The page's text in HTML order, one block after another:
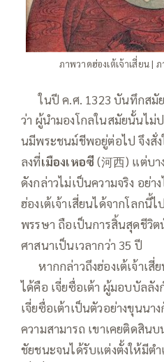
ภาพวาดฮ่องเต้เจ้าเสี่ยน |
—–ในปี ค.ศ. 1323 บันทึกสมั
ว่า ผู้นำมองโกลในสมัยนั้นไม่ป
นมีพระชนม์ชีพอยู่ต่อไป จึงสั่ง
ลงที่เมืองเหอซี(河西) แต่บา
ดังกล่าวไม่เป็นความจริง อย่า
ฮ่องเต้เจ้าเสี่ยนได้จากโลกนี้
พรรษา ถือเป็นการสิ้นสุดชีวิ
ศาสนาเป็นเวลากว่า 35 ปี
—–หากกล่าวถึงฮ่องเต้เจ้าเ
ได้คือ เจี่ยซื่อเต้า ผู้มอบบัลลั
เจี่ยซื่อเต้าเป็นตัวอย่างขุนนา
ความสามารถ เขาเคยติดสิน
ชัยชนะจนได้รับแต่งตั้งให้มีต